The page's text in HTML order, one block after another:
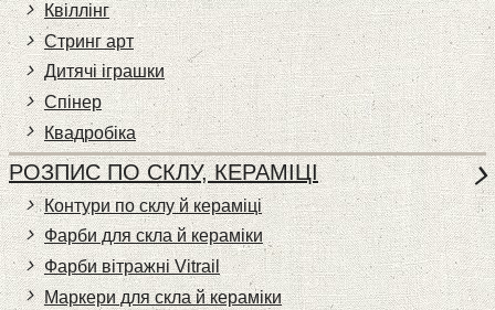
Квіллінг
Стринг арт
Дитячі іграшки
Спінер
Квадробіка
РОЗПИС ПО СКЛУ, КЕРАМІЦІ
Контури по склу й кераміці
Фарби для скла й кераміки
Фарби вітражні Vitrail
Маркери для скла й кераміки